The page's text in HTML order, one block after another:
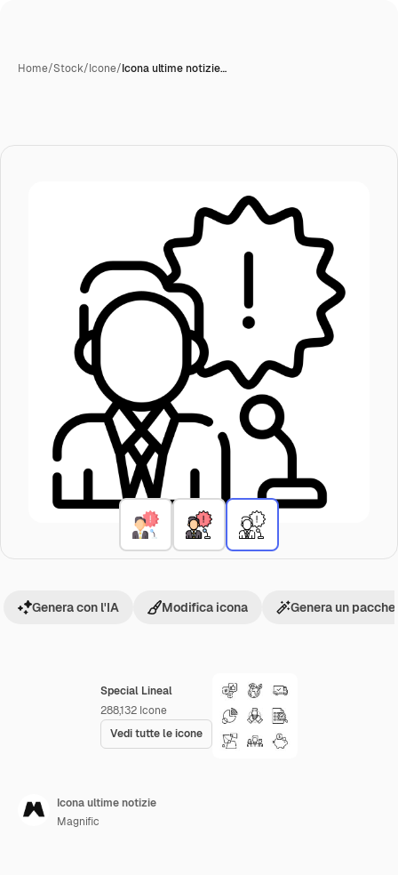
Home/Stock/Icone/Icona ultime notizie…
Special Lineal
288,132 Icone
Vedi tutte le icone
Genera con l'IA Modifica icona Genera un
Icona ultime notizie
Magnific